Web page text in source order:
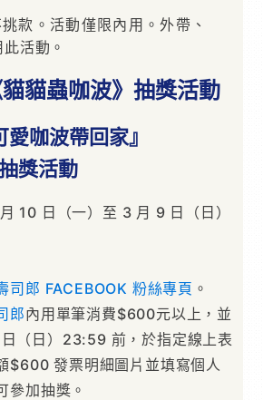
款。活動僅限內用。外帶、
活動。
貓蟲咖波》抽獎活動
咖波帶回家』
獎活動
10 日（一）至 3 月 9 日（日）
司郎 FACEBOOK 粉絲專頁 。
郎內用單筆消費$600元以上，並
（日）23:59 前，於指定線上表
$600 發票明細圖片並填寫個人
參加抽獎。